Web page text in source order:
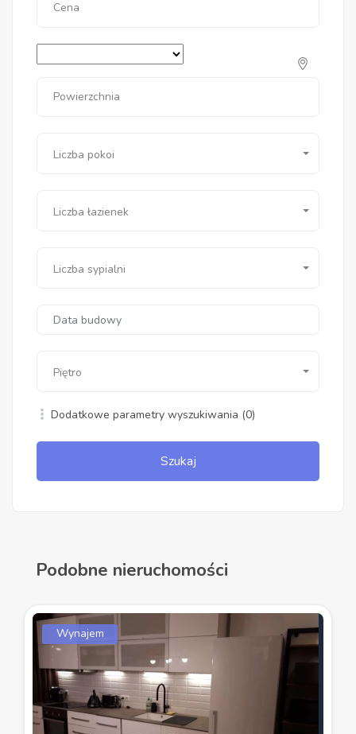
Cena
Powierzchnia
Liczba pokoi
Liczba łazienek
Liczba sypialni
Piętro
Dodatkowe parametry wyszukiwania (0)
Szukaj
Podobne nieruchomości
Wynajem